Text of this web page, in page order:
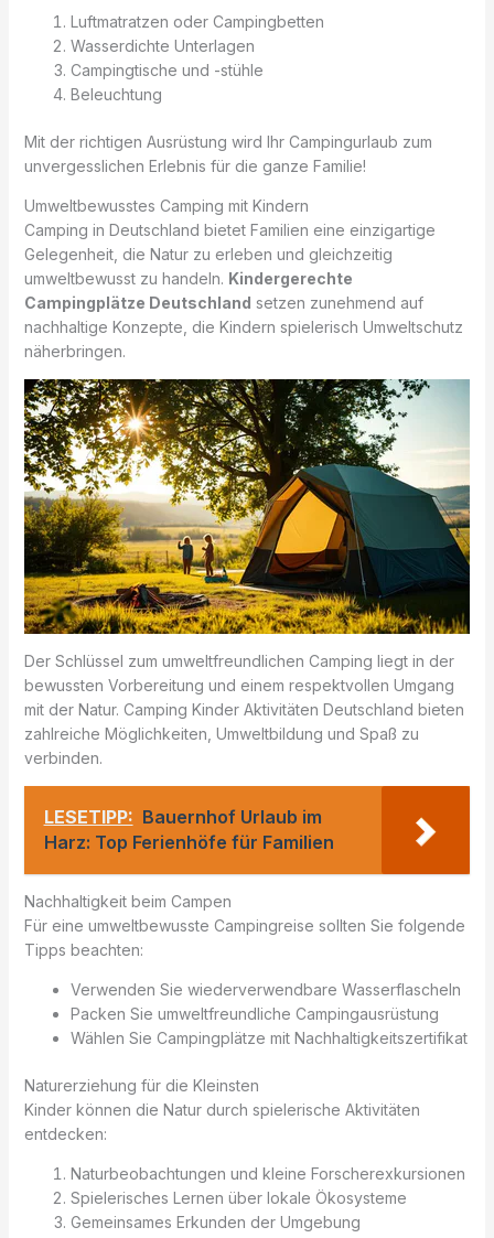
Luftmatratzen oder Campingbetten
Wasserdichte Unterlagen
Campingtische und -stühle
Beleuchtung
Mit der richtigen Ausrüstung wird Ihr Campingurlaub zum
unvergesslichen Erlebnis für die ganze Familie!
Umweltbewusstes Camping mit Kindern
Camping in Deutschland bietet Familien eine einzigartige
Gelegenheit, die Natur zu erleben und gleichzeitig
umweltbewusst zu handeln. Kindergerechte
Campingplätze Deutschland setzen zunehmend auf
nachhaltige Konzepte, die Kindern spielerisch Umweltschutz
näherbringen.
Der Schlüssel zum umweltfreundlichen Camping liegt in der
bewussten Vorbereitung und einem respektvollen Umgang
mit der Natur. Camping Kinder Aktivitäten Deutschland bieten
zahlreiche Möglichkeiten, Umweltbildung und Spaß zu
verbinden.
LESETIPP: Bauernhof Urlaub im
Harz: Top Ferienhöfe für Familien
Nachhaltigkeit beim Campen
Für eine umweltbewusste Campingreise sollten Sie folgende
Tipps beachten:
Verwenden Sie wiederverwendbare Wasserflascheln
Packen Sie umweltfreundliche Campingausrüstung
Wählen Sie Campingplätze mit Nachhaltigkeitszertifikat
Naturerziehung für die Kleinsten
Kinder können die Natur durch spielerische Aktivitäten
entdecken:
Naturbeobachtungen und kleine Forscherexkursionen
Spielerisches Lernen über lokale Ökosysteme
Gemeinsames Erkunden der Umgebung